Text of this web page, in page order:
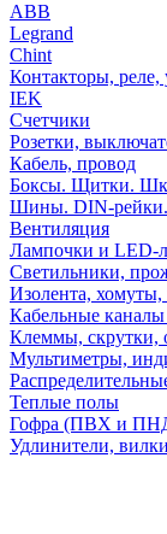
АВВ
Legrand
Chint
Контакторы, реле,
IEK
Счетчики
Розетки,
Кабель, провод
Боксы. Щитки.
Шины. DIN-рейки.
Вентиляция
Лампочки и LED-
Светильники,
Изолента,
Кабельные
Клеммы, скрутки,
Мультиметры,
Теплые полы
Гофра (ПВХ и
Удлинители,